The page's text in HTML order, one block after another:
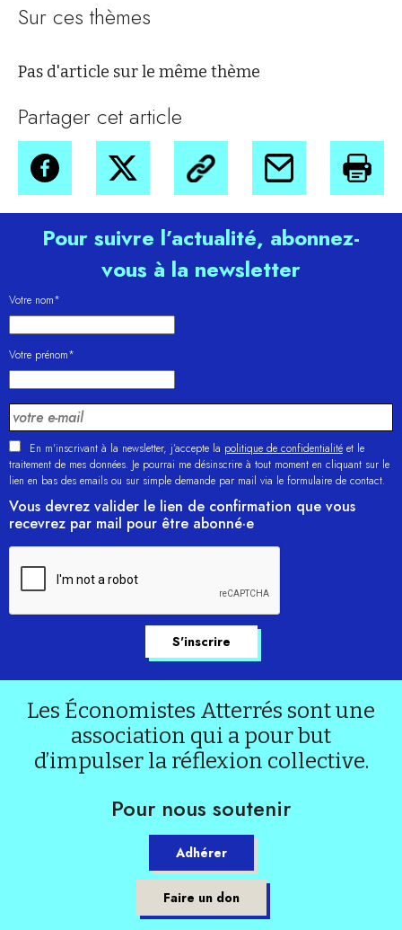
Sur ces thèmes
Pas d'article sur le même thème
Partager cet article
Pour suivre l’actualité, abonnez-
vous à la newsletter
Votre nom*
Votre prénom*
En m'inscrivant à la newsletter, j’accepte la politique de confidentialité et le
traitement de mes données. Je pourrai me désinscrire à tout moment en cliquant sur le
lien en bas des emails ou sur simple demande par mail via le formulaire de contact.
Vous devrez valider le lien de confirmation que vous
recevrez par mail pour être abonné·e
Les Économistes Atterrés sont une
association qui a pour but
d’impulser la réflexion collective.
Pour nous soutenir
Adhérer
Faire un don